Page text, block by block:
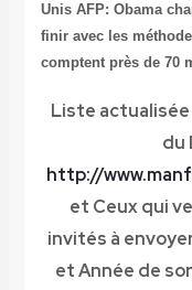
UnisAFP: Obama
finir avec les
comptent près de 70
Liste
du
http://
et Ceux qui
invités à
et Année de